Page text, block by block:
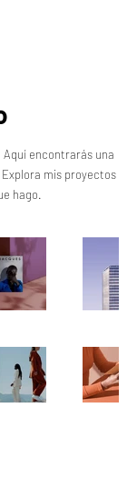
encontrarás una
mis proyectos
hago.